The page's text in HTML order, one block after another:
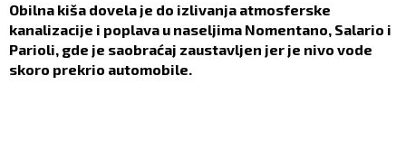
Obilna kiša dovela je do izlivanja atmosferske
kanalizacije i poplava u naseljima Nomentano, Salario i
Parioli, gde je saobraćaj zaustavljen jer je nivo vode
skoro prekrio automobile.